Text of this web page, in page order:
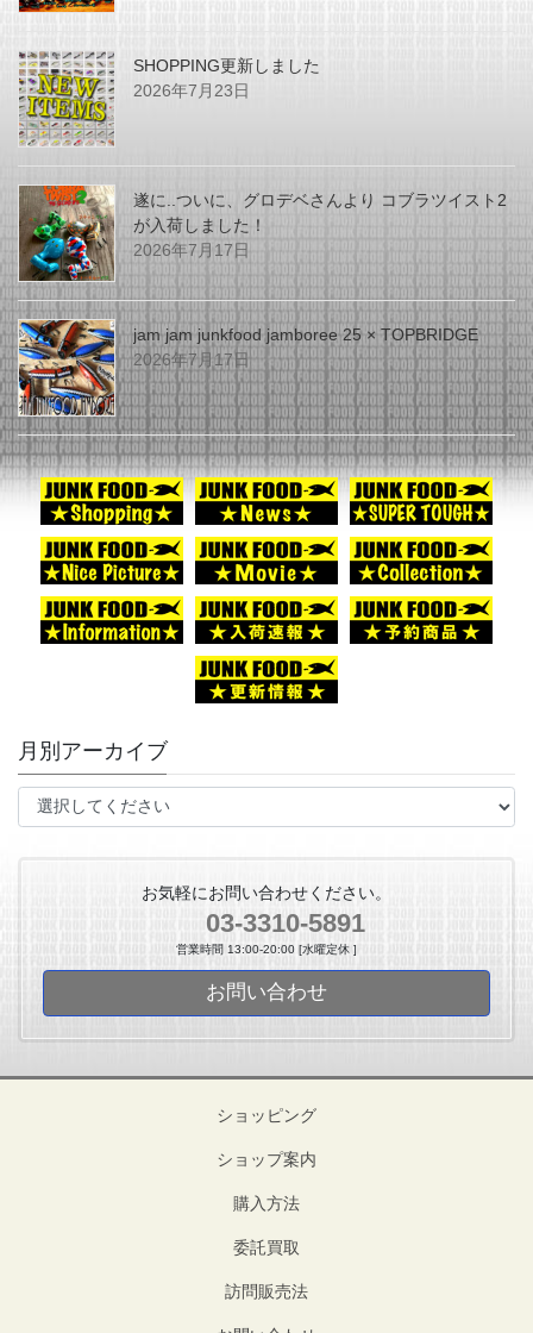
SHOPPING更新しました
2026年7月23日
遂に..ついに、グロデベさんより コブラツイスト2
が入荷しました！
2026年7月17日
jam jam junkfood jamboree 25 × TOPBRIDGE
2026年7月17日
月別アーカイブ
お気軽にお問い合わせください。
03-3310-5891
営業時間 13:00-20:00 [水曜定休 ]
お問い合わせ
ショッピング
ショップ案内
購入方法
委託買取
訪問販売法